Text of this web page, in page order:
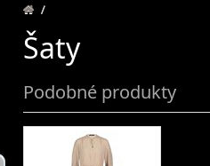
/
Šaty
Podobné produkty